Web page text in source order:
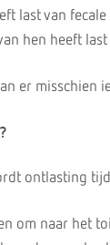
last van
hen heeft
er misschien
ontlasting
om naar het